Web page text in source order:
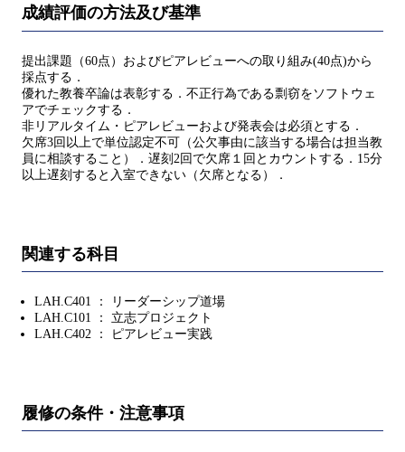
成績評価の方法及び基準
提出課題（60点）およびピアレビューへの取り組み(40点)から
採点する．
優れた教養卒論は表彰する．不正行為である剽窃をソフトウェ
アでチェックする．
非リアルタイム・ピアレビューおよび発表会は必須とする．
欠席3回以上で単位認定不可（公欠事由に該当する場合は担当教
員に相談すること）．遅刻2回で欠席１回とカウントする．15分
以上遅刻すると入室できない（欠席となる）．
関連する科目
LAH.C401 ： リーダーシップ道場
LAH.C101 ： 立志プロジェクト
LAH.C402 ： ピアレビュー実践
履修の条件・注意事項